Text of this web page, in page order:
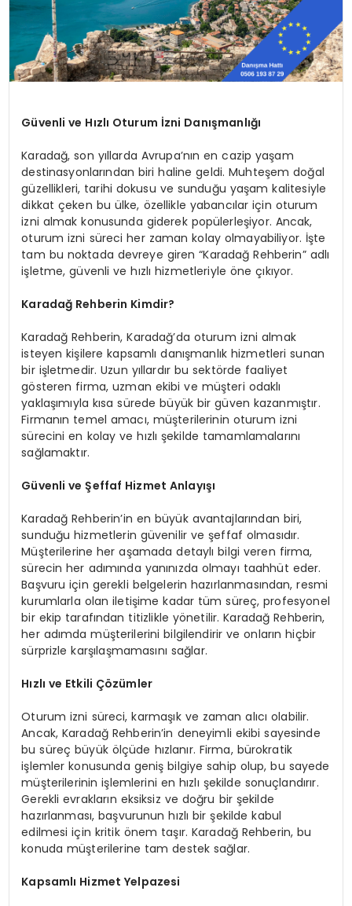
Güvenli ve Hızlı Oturum İzni Danışmanlığı
Karadağ, son yıllarda Avrupa’nın en cazip yaşam
destinasyonlarından biri haline geldi. Muhteşem doğal
güzellikleri, tarihi dokusu ve sunduğu yaşam kalitesiyle
dikkat çeken bu ülke, özellikle yabancılar için oturum
izni almak konusunda giderek popülerleşiyor. Ancak,
oturum izni süreci her zaman kolay olmayabiliyor. İşte
tam bu noktada devreye giren “Karadağ Rehberin” adlı
işletme, güvenli ve hızlı hizmetleriyle öne çıkıyor.
Karadağ Rehberin Kimdir?
Karadağ Rehberin, Karadağ’da oturum izni almak
isteyen kişilere kapsamlı danışmanlık hizmetleri sunan
bir işletmedir. Uzun yıllardır bu sektörde faaliyet
gösteren firma, uzman ekibi ve müşteri odaklı
yaklaşımıyla kısa sürede büyük bir güven kazanmıştır.
Firmanın temel amacı, müşterilerinin oturum izni
sürecini en kolay ve hızlı şekilde tamamlamalarını
sağlamaktır.
Güvenli ve Şeffaf Hizmet Anlayışı
Karadağ Rehberin’in en büyük avantajlarından biri,
sunduğu hizmetlerin güvenilir ve şeffaf olmasıdır.
Müşterilerine her aşamada detaylı bilgi veren firma,
sürecin her adımında yanınızda olmayı taahhüt eder.
Başvuru için gerekli belgelerin hazırlanmasından, resmi
kurumlarla olan iletişime kadar tüm süreç, profesyonel
bir ekip tarafından titizlikle yönetilir. Karadağ Rehberin,
her adımda müşterilerini bilgilendirir ve onların hiçbir
sürprizle karşılaşmamasını sağlar.
Hızlı ve Etkili Çözümler
Oturum izni süreci, karmaşık ve zaman alıcı olabilir.
Ancak, Karadağ Rehberin’in deneyimli ekibi sayesinde
bu süreç büyük ölçüde hızlanır. Firma, bürokratik
işlemler konusunda geniş bilgiye sahip olup, bu sayede
müşterilerinin işlemlerini en hızlı şekilde sonuçlandırır.
Gerekli evrakların eksiksiz ve doğru bir şekilde
hazırlanması, başvurunun hızlı bir şekilde kabul
edilmesi için kritik önem taşır. Karadağ Rehberin, bu
konuda müşterilerine tam destek sağlar.
Kapsamlı Hizmet Yelpazesi